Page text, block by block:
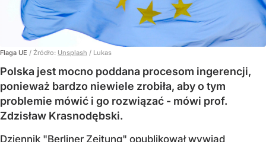
Flaga UE / Źródło: Unsplash / Lukas
Polska jest mocno poddana procesom ingerencji,
ponieważ bardzo niewiele zrobiła, aby o tym
problemie mówić i go rozwiązać - mówi prof.
Zdzisław Krasnodębski.
Dziennik "Berliner Zeitung" opublikował wywiad